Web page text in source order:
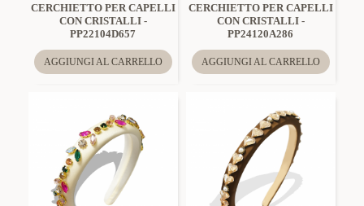
CERCHIETTO PER CAPELLI
CON CRISTALLI -
PP22104D657
AGGIUNGI AL CARRELLO
CERCHIETTO PER CAPELLI
CON CRISTALLI -
PP24120A286
AGGIUNGI AL CARRELLO